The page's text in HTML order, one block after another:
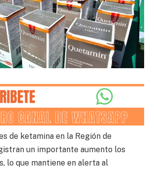
de ketamina en la Región de
un importante aumento los
lo que mantiene en alerta al